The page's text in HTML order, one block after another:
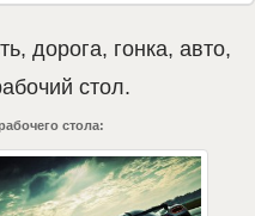
, дорога, гонка, авто,
стол.
стола: